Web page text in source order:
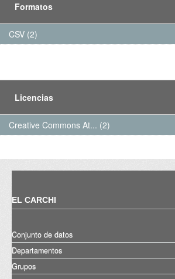
Formatos
CSV (2)
Licencias
Creative Commons At... (2)
EL CARCHI
Conjunto de datos
Departamentos
Grupos